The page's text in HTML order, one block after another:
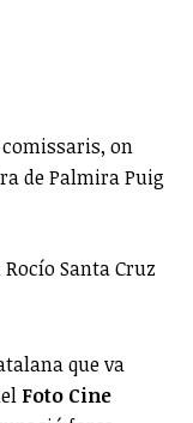
on
de Palmira Puig
Santa Cruz
que va
Foto Cine